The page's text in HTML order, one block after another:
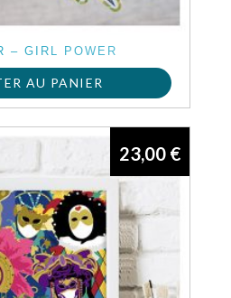
– GIRL POWER
AU PANIER
23,00 €